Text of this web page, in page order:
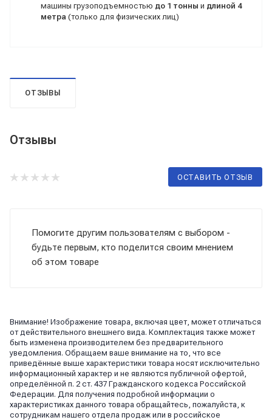
машины грузоподъемностью до 1 тонны и длиной 4
метра (только для физических лиц)
ОТЗЫВЫ
Отзывы
ОСТАВИТЬ ОТЗЫВ
Помогите другим пользователям с выбором -
будьте первым, кто поделится своим мнением
об этом товаре
Внимание! Изображение товара, включая цвет, может отличаться
от действительного внешнего вида. Комплектация также может
быть изменена производителем без предварительного
уведомления. Обращаем ваше внимание на то, что все
приведённые выше характеристики товара носят исключительно
информационный характер и не являются публичной офертой,
определённой п. 2 ст. 437 Гражданского кодекса Российской
Федерации. Для получения подробной информации о
характеристиках данного товара обращайтесь, пожалуйста, к
сотрудникам нашего отдела продаж или в российское